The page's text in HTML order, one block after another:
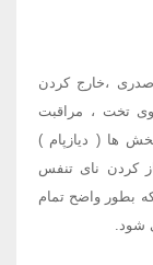
،خارج کردن
تخت ، مراقبت
ها ( دیازپام )
کردن نای تنفس
بطور واضح تمام
شود.